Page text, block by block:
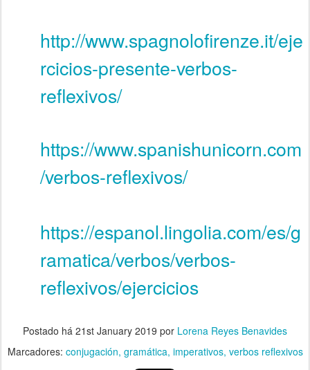
http://www.spagnolofirenze.it/eje
rcicios-presente-verbos-
reflexivos/
https://www.spanishunicorn.com
/verbos-reflexivos/
https://espanol.lingolia.com/es/g
ramatica/verbos/verbos-
reflexivos/ejercicios
Postado há 21st January 2019 por Lorena Reyes Benavides
Marcadores: conjugación gramática imperativos verbos reflexivos